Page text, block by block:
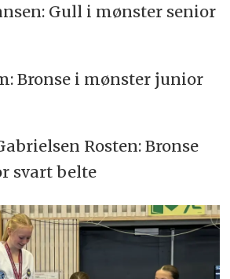
Gull i mønster senior
Bronse i mønster junior
Rosten: Bronse
svart belte